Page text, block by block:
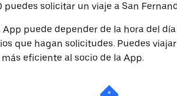
solicitar un viaje a San
puede depender de la hora del
que hagan solicitudes. Puedes
eficiente al socio de la App.